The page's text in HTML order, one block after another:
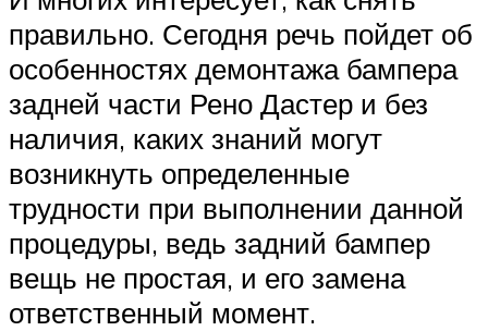
правильно. Сегодня речь пойдет об
особенностях демонтажа бампера
задней части Рено Дастер и без
наличия, каких знаний могут
возникнуть определенные
трудности при выполнении данной
процедуры, ведь задний бампер
вещь не простая, и его замена
ответственный момент.